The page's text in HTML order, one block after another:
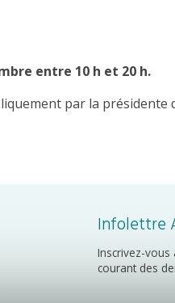
entre 10 h et 20 h.
par la présidente
Infolettre
Inscrivez-
courant des